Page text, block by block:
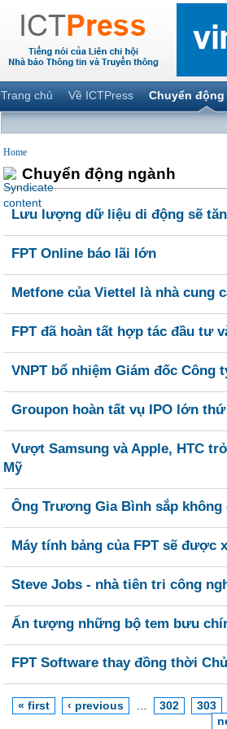
Trang chủ Về ICTPress Chuyển động
Home
Chuyển động ngành
Lưu lượng dữ liệu di động sẽ
FPT Online báo lãi lớn
Metfone của Viettel là nhà
FPT đã hoàn tất hợp tác đầu tư
VNPT bổ nhiệm Giám đốc Công
Groupon hoàn tất vụ IPO lớn
Vượt Samsung và Apple, HTC
Mỹ
Ông Trương Gia Bình sắp
Máy tính bảng của FPT sẽ được
Steve Jobs - nhà tiên tri công
Ấn tượng những bộ tem bưu
FPT Software thay đồng thời
« first ‹ previous 302 303